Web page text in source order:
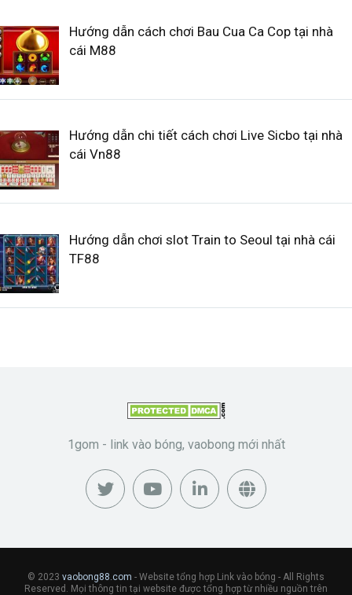
Hướng dẫn cách chơi Bau Cua Ca Cop tại nhà
cái M88
Hướng dẫn chi tiết cách chơi Live Sicbo tại nhà
cái Vn88
Hướng dẫn chơi slot Train to Seoul tại nhà cái
TF88
1gom - link vào bóng, vaobong mới nhất
© 2023 vaobong88.com - Website tổng hợp Link vào bóng - All Rights
Reserved. Mọi thông tin tại website được tổng hợp từ nhiều nguồn trên